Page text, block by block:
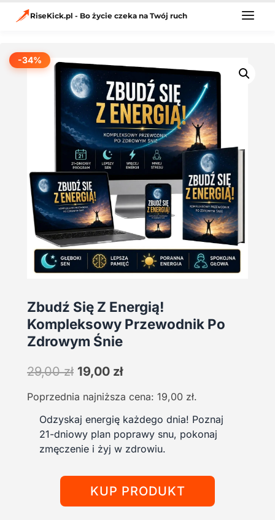
RiseKick.pl - Bo życie czeka na Twój ruch
-34%
Zbudź Się Z Energią!
Kompleksowy Przewodnik Po
Zdrowym Śnie
29,00zł Pierwotna
wynosiła:
29,00 zł.
19,00 złAktualna
wynosi:
19,00 zł.
Poprzednia najniższa cena: 19,00 zł.
Odzyskaj energię każdego dnia! Poznaj
21-dniowy plan poprawy snu, pokonaj
zmęczenie i żyj w zdrowiu.
KUP PRODUKT